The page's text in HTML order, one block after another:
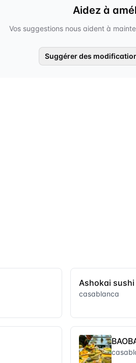
Aidez à
Vos suggestions nous aident à
Suggérer des
Ashokai
casablanca